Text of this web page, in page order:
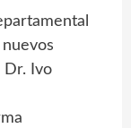
Dr. Ivo